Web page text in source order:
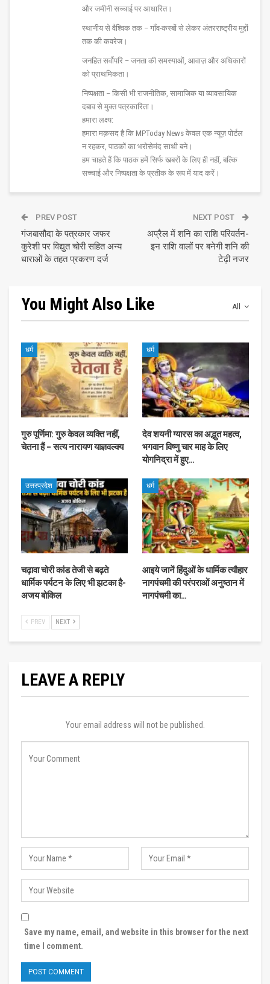
और जमीनी सच्चाई पर आधारित।
स्थानीय से वैश्विक तक – गाँव-कस्बों से लेकर अंतरराष्ट्रीय मुद्दों
तक की कवरेज।
जनहित सर्वोपरि – जनता की समस्याओं, आवाज़ और अधिकारों
को प्राथमिकता।
निष्पक्षता – किसी भी राजनीतिक, सामाजिक या व्यावसायिक
दबाव से मुक्त पत्रकारिता।
हमारा लक्ष्य:
हमारा मक़सद है कि MPToday News केवल एक न्यूज़ पोर्टल
न रहकर, पाठकों का भरोसेमंद साथी बने।
हम चाहते हैं कि पाठक हमें सिर्फ खबरों के लिए ही नहीं, बल्कि
सच्चाई और निष्पक्षता के प्रतीक के रूप में याद करें।
PREV POST
गंजबासौदा के पत्रकार जफर
कुरेशी पर विद्युत चोरी सहित अन्य
धाराओं के तहत प्रकरण दर्ज
NEXT POST
अप्रैल में शनि का राशि परिवर्तन-
इन राशि वालों पर बनेगी शनि की
टेढ़ी नजर
All
You Might Also Like
धर्म
गुरु पूर्णिमा: गुरु केवल व्यक्ति नहीं,
चेतना हैं – सत्य नारायण याज्ञवल्क्य
धर्म
देव शयनी ग्यारस का अद्भुत महत्व,
भगवान विष्णु चार माह के लिए
योगनिद्रा में हुए…
उत्तरप्रदेश
चढ़ावा चोरी कांड तेजी से बढ़ते
धार्मिक पर्यटन के लिए भी झटका है-
अजय बोकिल
धर्म
आइये जानें हिंदुओं के धार्मिक त्यौहार
नागपंचमी की परंपराओं अनुष्ठान में
नागपंचमी का…
PREV NEXT
LEAVE A REPLY
Your email address will not be published.
Save my name, email, and website in this browser for the next
time I comment.